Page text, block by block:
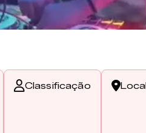
Classificação Local